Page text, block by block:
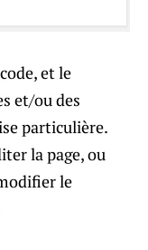
et le
et/ou des
particulière.
la page, ou
le